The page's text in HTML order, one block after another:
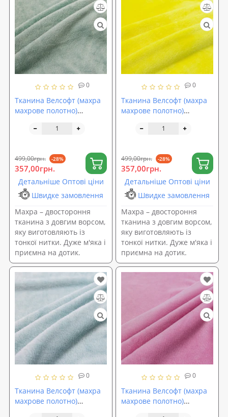
0
Тканина Велсофт (махра
махрове полотно)
260г/м2 ширина 210см
499,00грн. -28%
357,00грн.
Детальніше Оптові ціни
Швидке замовлення
Махра – двостороння
тканина з довгим ворсом,
яку виготовляють із
тонкої нитки. Дуже м'яка і
приємна на дотик.
0
Тканина Велсофт (махра
махрове полотно)
260г/м2 ширина 210см
499,00грн. -28%
357,00грн.
Детальніше Оптові ціни
Швидке замовлення
Махра – двостороння
тканина з довгим ворсом,
яку виготовляють із
тонкої нитки. Дуже м'яка і
приємна на дотик.
0
Тканина Велсофт (махра
махрове полотно)
0
Тканина Велсофт (махра
махрове полотно)